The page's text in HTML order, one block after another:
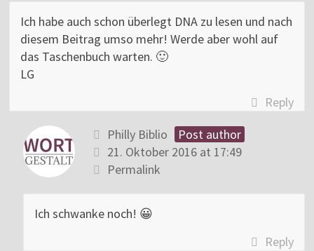
Ich habe auch schon überlegt DNA zu lesen und nach
diesem Beitrag umso mehr! Werde aber wohl auf
das Taschenbuch warten. 🙂
LG
Reply
Philly Biblio
Post author
21. Oktober 2016 at 17:49
Permalink
Ich schwanke noch! 😀
Reply